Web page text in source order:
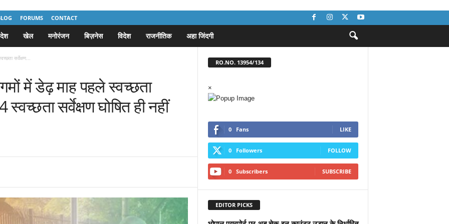
FORUMS CONTACT
देश खेल मनोरंजन बिज़नेस विदेश राजनीतिक अहा जिंदगी
सर्वेक्षण...
में डेढ़ माह पहले स्वच्छता
स्वच्छता सर्वेक्षण घोषित ही नहीं
RO.NO. 13954/134
×
0 Fans LIKE
0 Followers FOLLOW
0 Subscribers SUBSCRIBE
EDITOR PICKS